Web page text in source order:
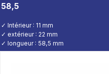
58,5
✓ Intérieur : 11 mm
✓ extérieur : 22 mm
✓ longueur : 58,5 mm